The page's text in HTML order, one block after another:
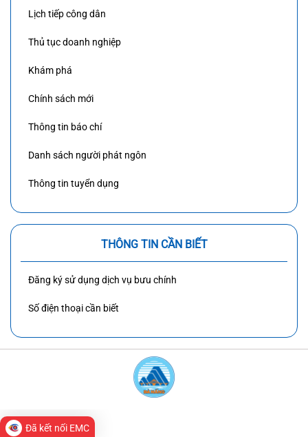
Lịch tiếp công dân
Thủ tục doanh nghiệp
Khám phá
Chính sách mới
Thông tin báo chí
Danh sách người phát ngôn
Thông tin tuyển dụng
THÔNG TIN CẦN BIẾT
Đăng ký sử dụng dịch vụ bưu chính
Số điện thoại cần biết
BẢN QUYỀN CỦA ỦY BAN NHÂN DÂN
Đã kết nối EMC